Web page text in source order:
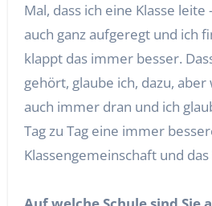
Mal, dass ich eine Klasse
auch ganz aufgeregt und ich
klappt das immer besser.
gehört, glaube ich, dazu,
auch immer dran und ich
Tag zu Tag eine immer
Klassengemeinschaft und